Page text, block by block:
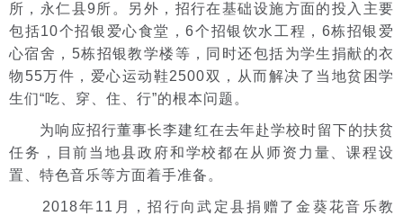
所，永仁县9所。另外，招行在基础设施方面的投入主要
包括10个招银爱心食堂，6个招银饮水工程，6栋招银爱
心宿舍，5栋招银教学楼等，同时还包括为学生捐献的衣
物55万件，爱心运动鞋2500双，从而解决了当地贫困学
生们“吃、穿、住、行”的根本问题。
为响应招行董事长李建红在去年赴学校时留下的扶贫
任务，目前当地县政府和学校都在从师资力量、课程设
置、特色音乐等方面着手准备。
2018年11月，招行向武定县捐赠了金葵花音乐教